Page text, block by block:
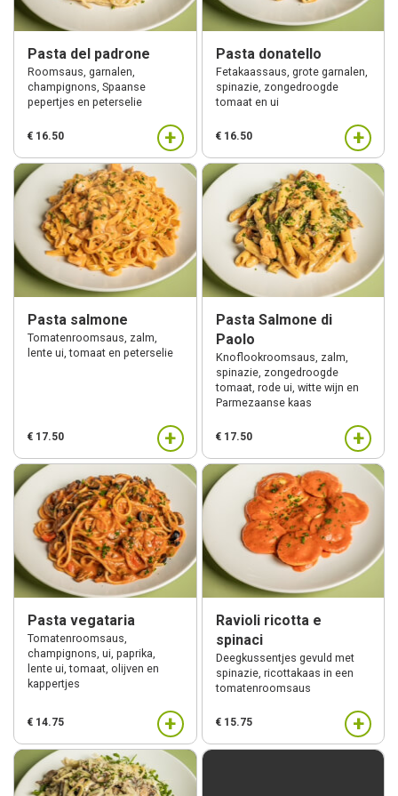
Pasta del padrone
Roomsaus, garnalen,
champignons, Spaanse
pepertjes en peterselie
€ 16.50 +
Pasta donatello
Fetakaassaus, grote garnalen,
spinazie, zongedroogde
tomaat en ui
€ 16.50 +
Pasta salmone
Tomatenroomsaus, zalm,
lente ui, tomaat en peterselie
€ 17.50 +
Pasta Salmone di
Paolo
Knoflookroomsaus, zalm,
spinazie, zongedroogde
tomaat, rode ui, witte wijn en
Parmezaanse kaas
€ 17.50 +
Pasta vegataria
Tomatenroomsaus,
champignons, ui, paprika,
lente ui, tomaat, olijven en
kappertjes
€ 14.75 +
Ravioli ricotta e
spinaci
Deegkussentjes gevuld met
spinazie, ricottakaas in een
tomatenroomsaus
€ 15.75 +